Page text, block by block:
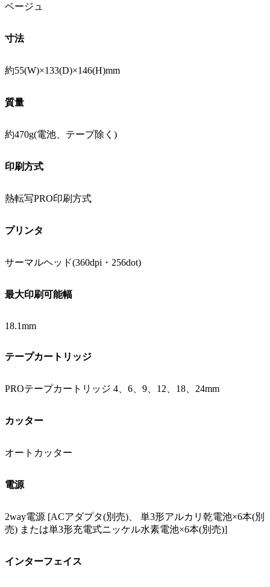
ベージュ
寸法
約55(W)×133(D)×146(H)mm
質量
約470g(電池、テープ除く)
印刷方式
熱転写PRO印刷方式
プリンタ
サーマルヘッド(360dpi・256dot)
最大印刷可能幅
18.1mm
テープカートリッジ
PROテープカートリッジ 4、6、9、12、18、24mm
カッター
オートカッター
電源
2way電源 [ACアダプタ(別売)、 単3形アルカリ乾電池×6本(別
売) または単3形充電式ニッケル水素電池×6本(別売)]
インターフェイス